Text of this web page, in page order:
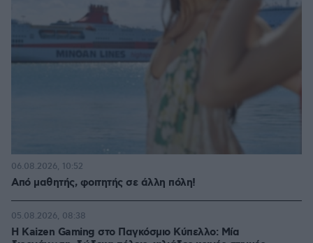
Από μαθητής, φοιτητής σε άλλη πόλη!
06.08.2026, 10:52
H Kaizen Gaming στο Παγκόσμιο Kύπελλο: Μία
05.08.2026, 08:38